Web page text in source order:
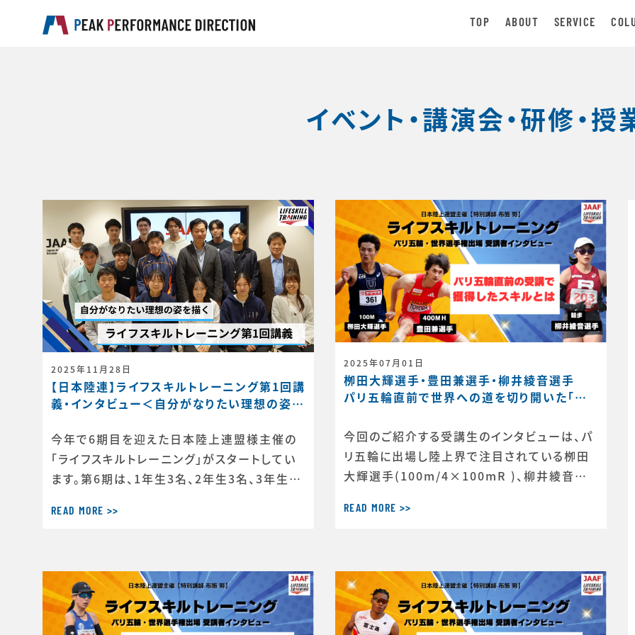
TOP ABOUT SERVICE
イベント・講演会・研修・授
2025年11月28日
【日本陸連】ライフスキルトレーニング第1回講
義・インタビュー＜自分がなりたい理想の姿を
今年で6期目を迎えた日本陸上連盟様主催の
「ライフスキルトレーニング」がスタートしてい
ます。第6期は、1年生3名、2年生3名、3年生2
f.or.jp/news/article/22881/）が受講生と
した。https://www.jaaf.or.jp/news/a
READ MORE >>
2025年07月01日
栁田大輝選手・豊田兼選手・柳井綾音選手
パリ五輪直前で世界への道を切り開いた「ダ
今回のご紹介する受講生のインタビューは、パ
リ五輪に出場し陸上界で注目されている栁田
大輝選手(100m/4×100mR )、柳井綾音選
田選手・柳井選手は、パリ五輪の直前に開催さ
スキルトレーニングにOBとして第4期の合宿に
参加してくれました。ライフスキルトレー
READ MORE >>